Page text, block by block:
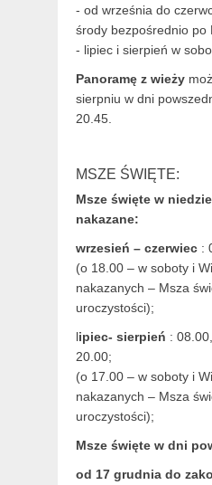
- od września do
środy bezpośrednio po
- lipiec i sierpień w
Panoramę z wieży
sierpniu w dni
20.45.
MSZE ŚWIĘTE:
Msze święte w
nakazane:
wrzesień – czerwiec :
(o 18.00 – w soboty i
nakazanych – Msza
uroczystości);
lipiec- sierpień :
20.00;
(o 17.00 – w soboty i
nakazanych – Msza
uroczystości);
Msze święte w dni
od 17 grudnia do